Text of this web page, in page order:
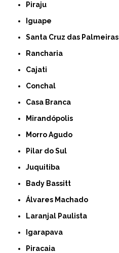
Piraju
Iguape
Santa Cruz das Palmeiras
Rancharia
Cajati
Conchal
Casa Branca
Mirandópolis
Morro Agudo
Pilar do Sul
Juquitiba
Bady Bassitt
Álvares Machado
Laranjal Paulista
Igarapava
Piracaia